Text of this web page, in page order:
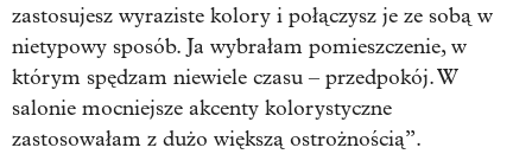
zastosujesz wyraziste kolory i połączysz je ze sobą w
nietypowy sposób. Ja wybrałam pomieszczenie, w
którym spędzam niewiele czasu – przedpokój. W
salonie mocniejsze akcenty kolorystyczne
zastosowałam z dużo większą ostrożnością”.